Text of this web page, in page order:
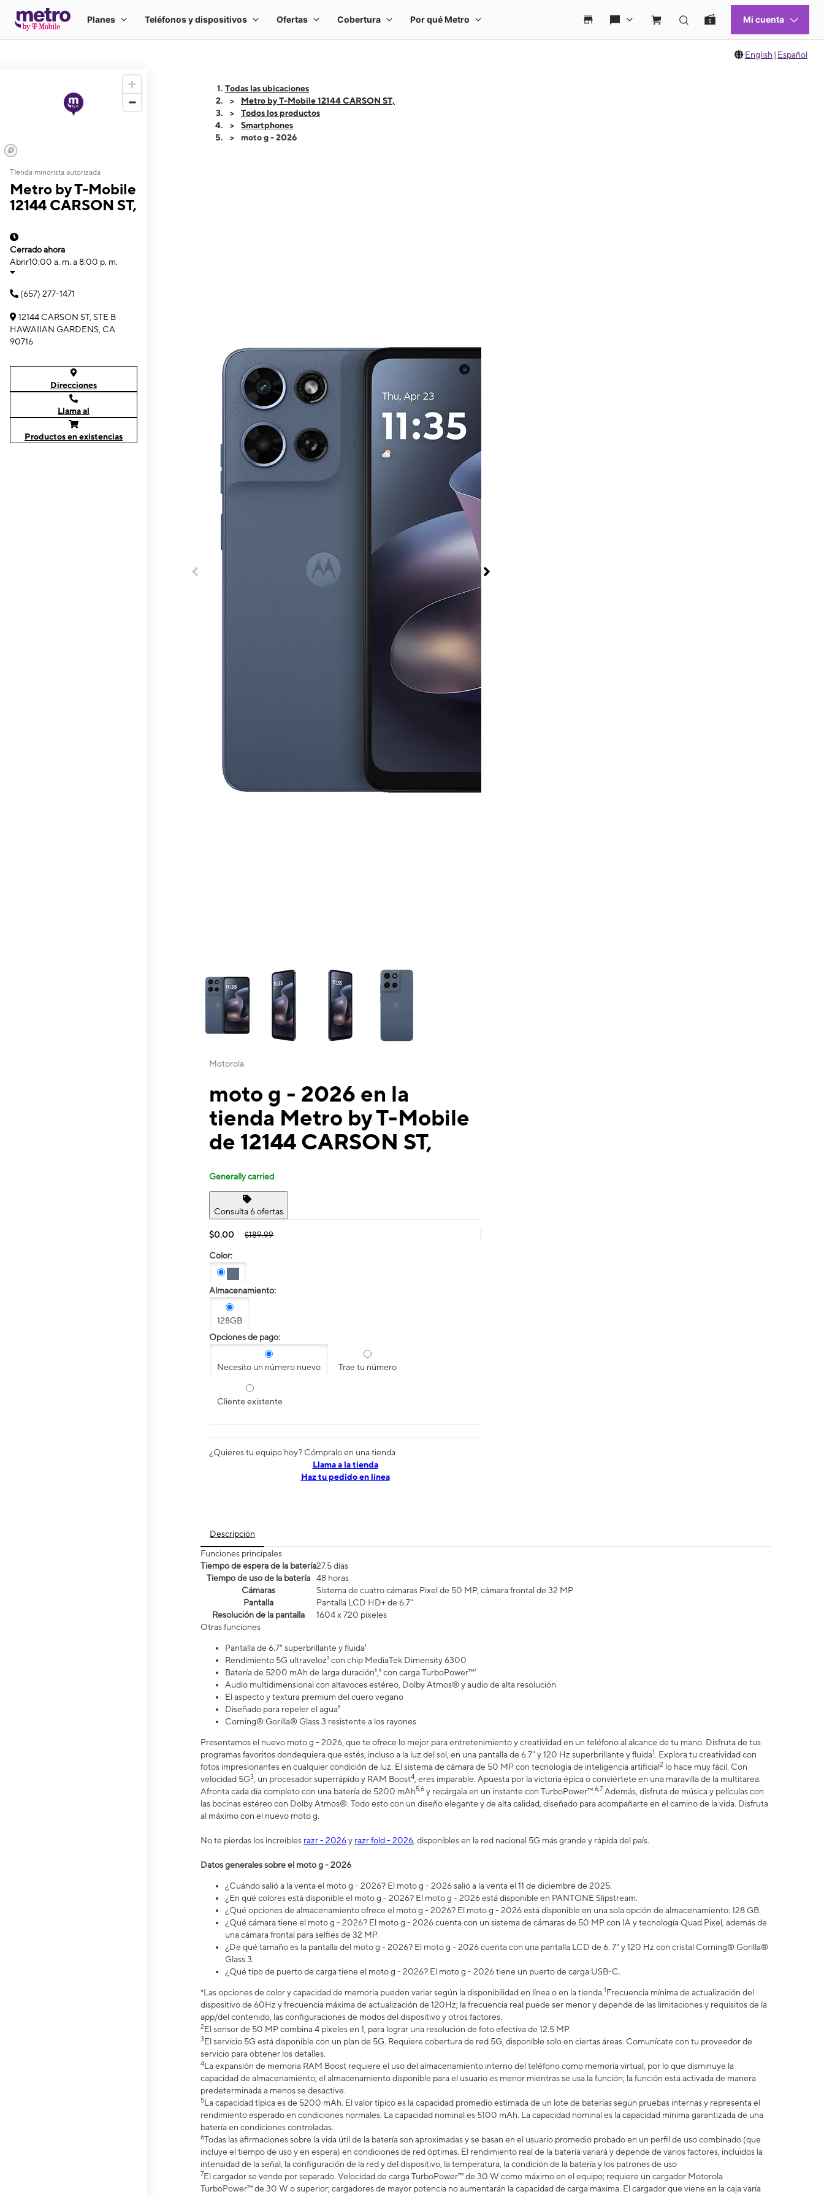
English | Español
TIenda minorista autorizada
Metro by T-Mobile
12144 CARSON ST,
Cerrado ahora
Abrir10:00 a. m. a 8:00 p. m.
(657) 277-1471
12144 CARSON ST, STE B
HAWAIIAN GARDENS, CA
90716
Direcciones
Llama al
Productos en existencias
Todas las ubicaciones
Metro by T-Mobile 12144 CARSON ST,
Todos los productos
Smartphones
moto g - 2026
This carousel contains a column of small thumbnails. Selecting a thumbnail will change the main image in the carousel that follows. Use the Previous and Next
Motorola
moto g - 2026 en la
tienda Metro by T-Mobile
de 12144 CARSON ST,
Generally carried
Consulta 6 ofertas
$0.00 $189.99
Color:
Almacenamiento:
128GB
Opciones de pago:
Necesito un número nuevo Trae tu número
Cliente existente
¿Quieres tu equipo hoy? Cómpralo en una tienda
​​​​​​​Llama a la tienda
Haz tu pedido en línea
Descripción
Funciones principales
Tiempo de espera de la batería27.5 días
Tiempo de uso de la batería
48 horas
Cámaras
Sistema de cuatro cámaras Pixel de 50 MP, cámara frontal de 32 MP
Pantalla
Pantalla LCD HD+ de 6.7"
Resolución de la pantalla
1604 x 720 píxeles
Otras funciones
Pantalla de 6.7" superbrillante y fluida¹
Rendimiento 5G ultraveloz³ con chip MediaTek Dimensity 6300
Batería de 5200 mAh de larga duración⁵,⁶ con carga TurboPower™⁷
Audio multidimensional con altavoces estéreo, Dolby Atmos® y audio de alta resolución
El aspecto y textura premium del cuero vegano
Diseñado para repeler el agua⁸
Corning® Gorilla® Glass 3 resistente a los rayones
Presentamos el nuevo moto g - 2026, que te ofrece lo mejor para entretenimiento y creatividad en un teléfono al alcance de tu mano. Disfruta de tus
programas favoritos dondequiera que estés, incluso a la luz del sol, en una pantalla de 6.7" y 120 Hz superbrillante y fluida1. Explora tu creatividad con
fotos impresionantes en cualquier condición de luz. El sistema de cámara de 50 MP con tecnología de inteligencia artificial2 lo hace muy fácil. Con
velocidad 5G3 , un procesador superrápido y RAM Boost4 , eres imparable. Apuesta por la victoria épica o conviértete en una maravilla de la multitarea.
Afronta cada día completo con una batería de 5200 mAh5,6 y recárgala en un instante con TurboPower™.6,7 Además, disfruta de música y películas con
las bocinas estéreo con Dolby Atmos®. Todo esto con un diseño elegante y de alta calidad, diseñado para acompañarte en el camino de la vida. Disfruta
al máximo con el nuevo moto g.
No te pierdas los increíbles razr - 2026y razr fold - 2026 , disponibles en la red nacional 5G más grande y rápida del país.
Datos generales sobre el moto g - 2026
¿Cuándo salió a la venta el moto g - 2026? El moto g - 2026 salió a la venta el 11 de diciembre de 2025.
¿En qué colores está disponible el moto g - 2026? El moto g - 2026 está disponible en PANTONE Slipstream.
¿Qué opciones de almacenamiento ofrece el moto g - 2026? El moto g - 2026 está disponible en una sola opción de almacenamiento: 128 GB.
¿Qué cámara tiene el moto g - 2026? ​​​​​​​El moto g - 2026 cuenta con un sistema de cámaras de 50 MP con IA y tecnología Quad Pixel, además de
una cámara frontal para selfies de 32 MP.
¿De qué tamaño es la pantalla del moto g - 2026? El moto g - 2026 cuenta con una pantalla LCD de 6. 7" y 120 Hz con cristal Corning® Gorilla®
Glass 3.
¿Qué tipo de puerto de carga tiene el moto g - 2026? El moto g - 2026 tiene un puerto de carga USB-C.
*Las opciones de color y capacidad de memoria pueden variar según la disponibilidad en línea o en la tienda.1Frecuencia mínima de actualización del
dispositivo de 60Hz y frecuencia máxima de actualización de 120Hz; la frecuencia real puede ser menor y depende de las limitaciones y requisitos de la
app/del contenido, las configuraciones de modos del dispositivo y otros factores.
2El sensor de 50 MP combina 4 píxeles en 1, para lograr una resolución de foto efectiva de 12.5 MP.
3El servicio 5G está disponible con un plan de 5G. Requiere cobertura de red 5G, disponible solo en ciertas áreas. Comunícate con tu proveedor de
servicio para obtener los detalles.
4La expansión de memoria RAM Boost requiere el uso del almacenamiento interno del teléfono como memoria virtual, por lo que disminuye la
capacidad de almacenamiento; el almacenamiento disponible para el usuario es menor mientras se usa la función; la función está activada de manera
predeterminada a menos se desactive.
5La capacidad típica es de 5200 mAh. El valor típico es la capacidad promedio estimada de un lote de baterías según pruebas internas y representa el
rendimiento esperado en condiciones normales. La capacidad nominal es 5100 mAh. La capacidad nominal es la capacidad mínima garantizada de una
batería en condiciones controladas.
6Todas las afirmaciones sobre la vida útil de la batería son aproximadas y se basan en el usuario promedio probado en un perfil de uso combinado (que
incluye el tiempo de uso y en espera) en condiciones de red óptimas. El rendimiento real de la batería variará y depende de varios factores, incluidos la
intensidad de la señal, la configuración de la red y del dispositivo, la temperatura, la condición de la batería y los patrones de uso
7El cargador se vende por separado. Velocidad de carga TurboPower™ de 30 W como máximo en el equipo; requiere un cargador Motorola
TurboPower™ de 30 W o superior; cargadores de mayor potencia no aumentarán la capacidad de carga máxima. El cargador que viene en la caja varía